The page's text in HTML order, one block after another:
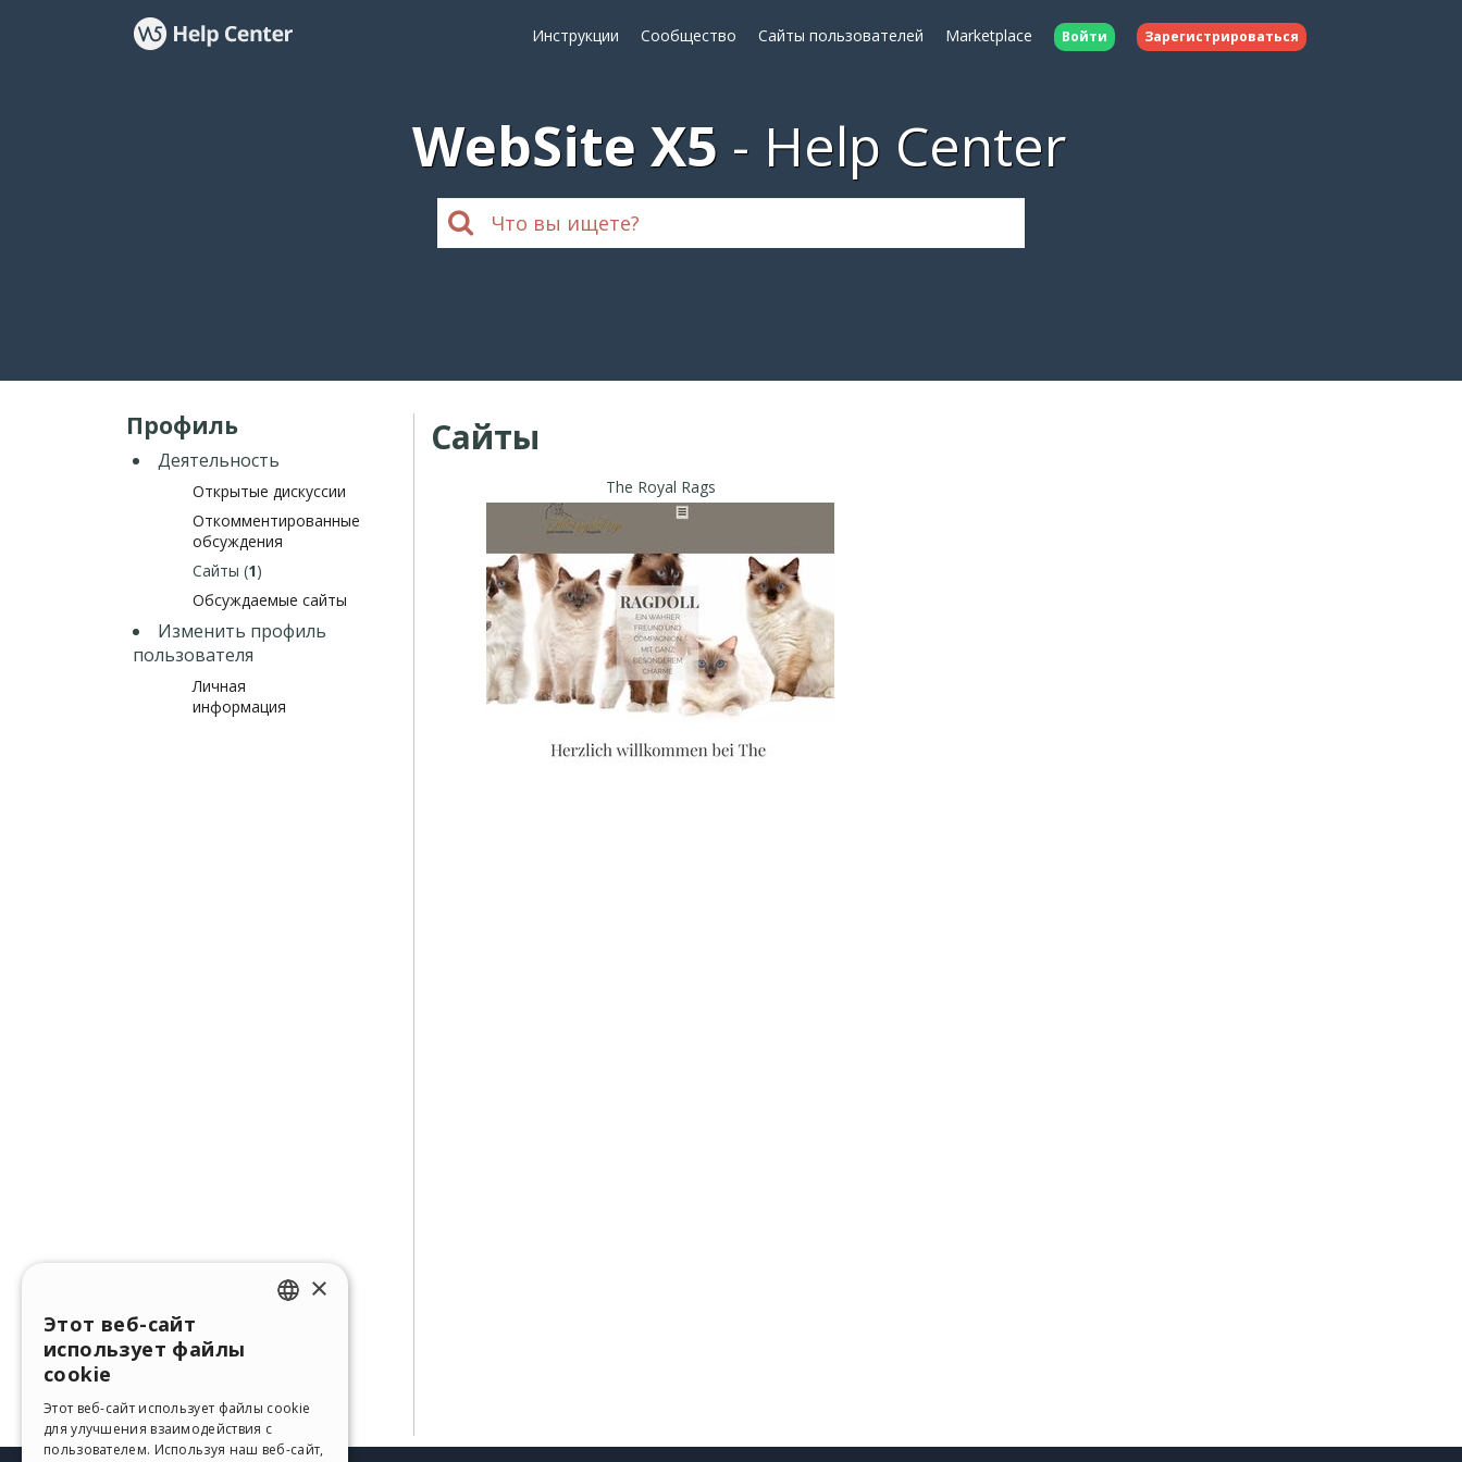
Инструкции Сообщество Сайты пользователей Marketplace Войти Зарегистрироваться
WebSite X5 Help Center
Профиль
Деятельность
Открытые дискуссии
Откомментированные
обсуждения
Сайты (1)
Обсуждаемые сайты
Изменить профиль
пользователя
Личная
информация
Сайты
The Royal Rags
GERMAN
SPANISH
×
Этот веб-сайт
использует файлы
cookie
Этот веб-сайт использует файлы cookie
для улучшения взаимодействия с
пользователем. Используя наш веб-сайт,